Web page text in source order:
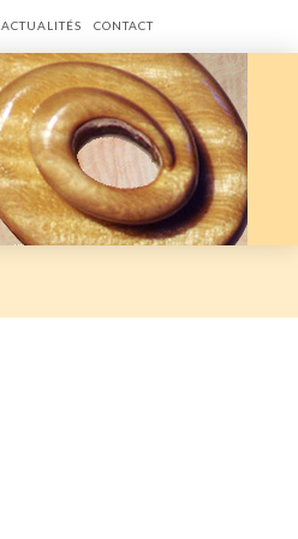
ACTUALITÉS CONTACT